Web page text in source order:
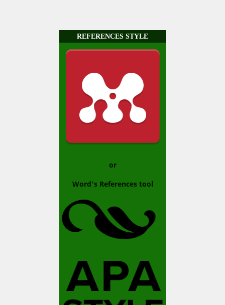
REFERENCES STYLE
or
Word's References tool